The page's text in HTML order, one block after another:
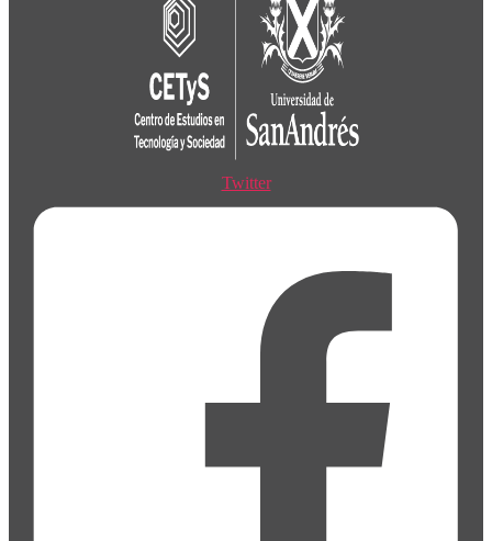
Twitter